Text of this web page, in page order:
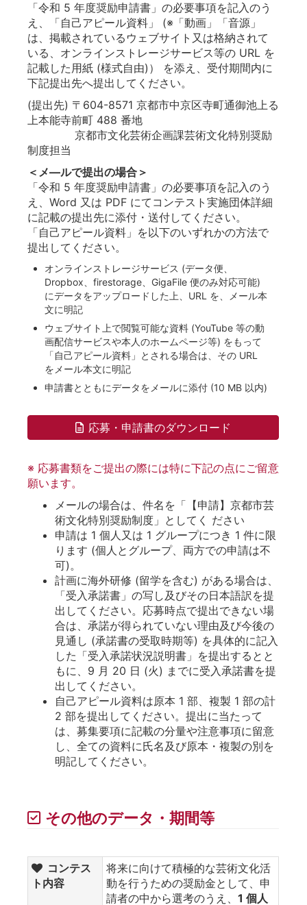
「令和 5 年度奨励申請書」の必要事項を記入のう
え、「自己アピール資料」 (※「動画」「音源」
は、掲載されているウェブサイト又は格納されて
いる、オンラインストレージサービス等の URL を
記載した用紙 (様式自由)） を添え、受付期間内に
下記提出先へ提出してください。
(提出先) 〒604-8571 京都市中京区寺町通御池上る
上本能寺前町 488 番地
京都市文化芸術企画課芸術文化特別奨励
制度担当
＜メ―ルで提出の場合＞
「令和 5 年度奨励申請書」の必要事項を記入のう
え、Word 又は PDF にてコンテスト実施団体詳細
に記載の提出先に添付・送付してください。
「自己アピール資料」を以下のいずれかの方法で
提出してください。
オンラインストレージサービス (データ便、
Dropbox、firestorage、GigaFile 便のみ対応可能)
にデータをアップロードした上、URL を、メール本
文に明記
ウェブサイト上で閲覧可能な資料 (YouTube 等の動
画配信サービスや本人のホームページ等) をもって
「自己アピール資料」とされる場合は、その URL
をメール本文に明記
申請書とともにデータをメールに添付 (10 MB 以内)
応募・申請書のダウンロード
※ 応募書類をご提出の際には特に下記の点にご留意
願います。
メールの場合は、件名を「【申請】京都市芸
術文化特別奨励制度」としてく ださい
申請は 1 個人又は 1 グループにつき 1 件に限
ります (個人とグループ、両方での申請は不
可)。
計画に海外研修 (留学を含む) がある場合は、
「受入承諾書」の写し及びその日本語訳を提
出してください。応募時点で提出できない場
合は、承諾が得られていない理由及び今後の
見通し (承諾書の受取時期等) を具体的に記入
した「受入承諾状況説明書」を提出するとと
もに、9 月 20 日 (火) までに受入承諾書を提
出してください。
自己アピール資料は原本 1 部、複製 1 部の計
2 部を提出してください。提出に当たって
は、募集要項に記載の分量や注意事項に留意
し、全ての資料に氏名及び原本・複製の別を
明記してください。
その他のデータ・期間等
コンテス
ト内容
将来に向けて積極的な芸術文化活
動を行うための奨励金として、申
請者の中から選考のうえ、 1 個人